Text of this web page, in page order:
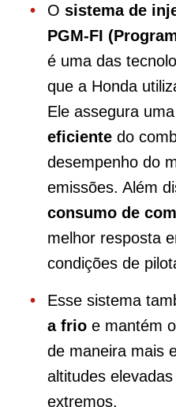
O sistema de
PGM-FI
é uma das
que a Honda
Ele assegura uma
eficiente do
desempenho do
emissões. Além
consumo de
melhor resposta
condições de
Esse sistema
a frio e mantém
de maneira mais
altitudes
extremos.